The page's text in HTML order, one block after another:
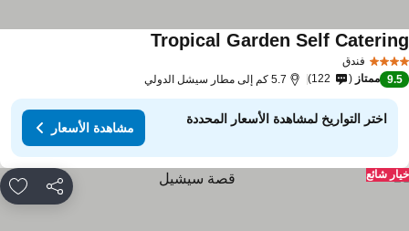
فندق
Tropical Garden Self
9.5 ممتاز 122 5.7 كم إلى مطار سيشل الدولي
اختر التواريخ لمشاهدة الأسعار المحددة
مشاهدة الأسعار
مشاركة
شائع